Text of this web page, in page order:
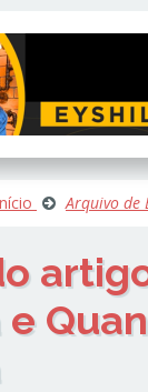
Arquivo de
e
mais emPolítica